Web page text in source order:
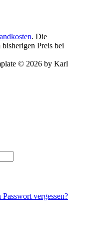
. Die
bisherigen Preis bei
© 2026 by Karl
Passwort vergessen?